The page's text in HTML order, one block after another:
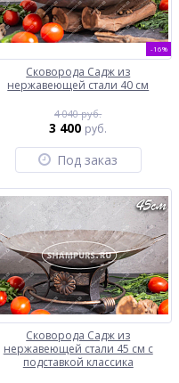
-16%
Сковорода Садж из
нержавеющей стали 40 см
4 040 руб.
3 400 руб.
Под заказ
Сковорода Садж из
нержавеющей стали 45 см с
подставкой классика